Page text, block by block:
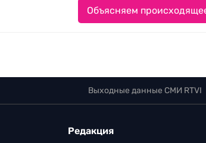
Объясняем
Выходные данные СМИ RTVI
Редакция